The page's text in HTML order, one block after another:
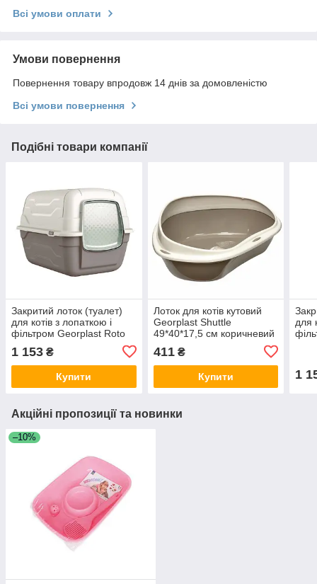
Всі умови оплати
Умови повернення
Повернення товару впродовж 14 днів за домовленістю
Всі умови повернення
Подібні товари компанії
Закритий лоток (туалет)
для котів з лопаткою і
фільтром Georplast Roto
коричневий
1 153 ₴
Купити
Лоток для котів кутовий
Georplast Shuttle
49*40*17,5 см коричневий
411₴
Купити
для
1
Акційні пропозиції та новинки
–10%